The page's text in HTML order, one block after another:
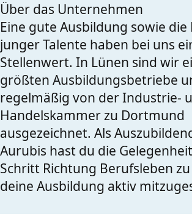
Über das Unternehmen
Eine gute Ausbildung sowie
junger Talente haben bei uns
Stellenwert. In Lünen sind wir
größten Ausbildungsbetriebe
regelmäßig von der Industrie-
Handelskammer zu Dortmund
ausgezeichnet. Als
Aurubis hast du die
Schritt Richtung Berufsleben
deine Ausbildung aktiv